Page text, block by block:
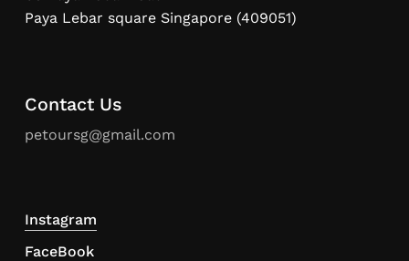
Paya Lebar square Singapore (409051)
Contact Us
petoursg@gmail.com
Instagram
FaceBook